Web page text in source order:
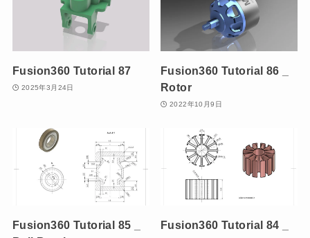
Fusion360 Tutorial 87
2025年3月24日
Fusion360 Tutorial 86 _
Rotor
2022年10月9日
Fusion360 Tutorial 85 _
Fusion360 Tutorial 84 _